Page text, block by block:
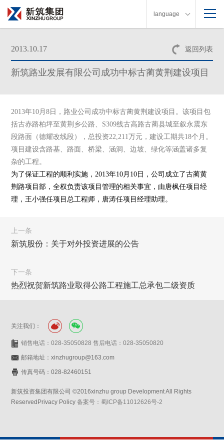
language
返回列表
2013.10.17
新筑路业发展有限公司成功中标古蔺黄荆建设项目
2013年10月8 日，路业公司成功中标古蔺黄荆建设项目。该项目包
括古赤路柏坪至黄荆乡公路、 S309线古高路古蔺县城至叙永震东
段路面（德耀改线段），总投资22,211万元，建设工期共18个月。
项目建设含路基、路面、桥梁、涵洞、边坡、绿化等涵盖诸多复
杂的工程。
为了保证工程的顺利实施，2013年10月 10 日，公司成立了古蔺黄
荆路项目部，全权负责该项目管理的相关事宜，由唐枫任项目经
理，王小强任项目总工程师，唐涛任项目经理助理。
上一条
新筑股份：关于对外投资进展的公告
下一条
热烈祝贺新筑路业取得公路工程施工总承包二级资质
关注我们：
销售电话：028-35050828 售后电话：028-35050820
邮箱地址：xinzhugroup@163.com
传真号码：028-82460151
新筑投资集团有限公司 ©2016xinzhu group Development All Rights
ReservedPrivacy Policy备案号：蜀ICP备11012626号-2